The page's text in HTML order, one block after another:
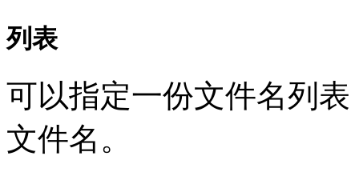
列表
可以指定一份文件名列
文件名。